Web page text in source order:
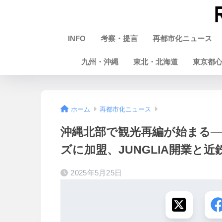
INFO 考察・提言 再都市化ニュース
九州・沖縄 東北・北海道 東京都心
ホーム 再都市化ニュース
沖縄北部で観光再編が始まる
ズに加盟、JUNGLIA開業と近
2025年5月25日